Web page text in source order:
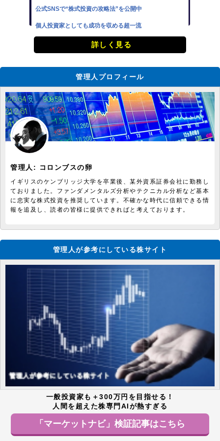
公式SNSで“株式投資の攻略法”を公開中
個人投資家としても成功を収める超一流
詳しく見る
管理人プロフィール
管理人: コロンブスの卵
イギリスのケンブリッジ大学を卒業後、某外資系証券会社に勤務し
ておりました。ファンダメンタルズ分析やテクニカル分析など基本
に忠実な株式投資を推奨しています。不確かな時代に信頼できる情
報を追及し、読者の皆様に提供できればと考えております。
管理人が参考にしている株サイト
株価値上がり率ランキング
一般投資家も＋300万円を目指せる！
人間を超えた株専門AIが熱すぎる
「マーケットナビ」検証記事はこちら